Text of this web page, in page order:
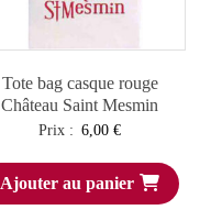
Tote bag casque rouge
Château Saint Mesmin
Prix : 6,00€
Ajouter au panier